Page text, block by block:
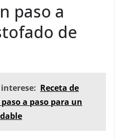
paso a
de
Receta de
a paso para un